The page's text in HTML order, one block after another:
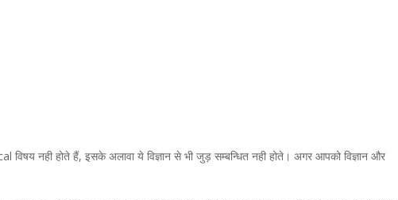
विषय नही होते हैं, इसके अलावा ये विज्ञान से भी जुड़ सम्बन्धित नही होते। अगर आपको विज्ञान और